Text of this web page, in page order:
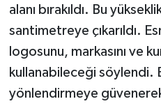
alanı bırakıldı. Bu
santimetreye çıkarıldı.
logosunu, markasını ve
kullanabileceği söylendi.
yönlendirmeye